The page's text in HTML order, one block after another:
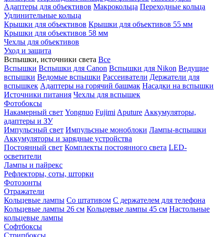
Адаптеры для объективов Макрокольца Переходные кольца
Удлинительные кольца
Крышки для объективов Крышки для объективов 55 мм
Крышки для объективов 58 мм
Чехлы для объективов
Уход и защита
Вспышки, источники света Все
Вспышки Вспышки для Canon Вспышки для Nikon Ведущие
вспышки Ведомые вспышки Рассеиватели Держатели для
вспышкек Адаптеры на горячий башмак Насадки на вспышки
Источники питания Чехлы для вспышек
Фотобоксы
Накамерный свет Yongnuo Fujimi Aputure Аккумуляторы,
адаптеры и ЗУ
Импульсный свет Импульсные моноблоки Лампы-вспышки
Аккумуляторы и зарядные устройства
Постоянный свет Комплекты постоянного света LED-
осветители
Лампы и пайрекс
Рефлекторы, соты, шторки
Фотозонты
Отражатели
Кольцевые лампы Со штативом С держателем для телефона
Кольцевые лампы 26 см Кольцевые лампы 45 см Настольные
кольцевые лампы
Софтбоксы
Стрипбоксы